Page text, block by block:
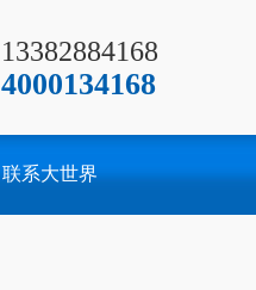
13382884168
4000134168
联系大世界